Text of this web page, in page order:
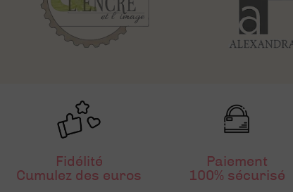
Fidélité
Cumulez des euros
Paiement
100% sécurisé